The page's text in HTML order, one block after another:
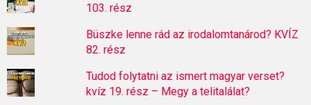
103. rész
Büszke lenne rád az irodalomtanárod? KVÍZ
82. rész
Tudod folytatni az ismert magyar verset?
kvíz 19. rész – Megy a telitalálat?